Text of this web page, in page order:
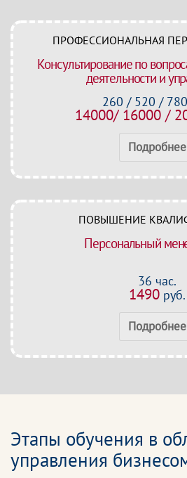
ПРОФЕССИОНАЛЬНАЯ
Консультирование по
деятельности и
260 / 520 /
14000/ 16000 /
Подробнее
ПОВЫШЕНИЕ
Персональный
36 час.
1490руб.
Подробнее
Этапы обучения в
управления